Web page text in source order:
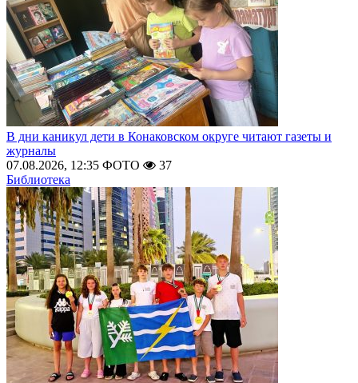
В дни каникул дети в Конаковском округе читают газеты и
журналы
07.08.2026, 12:35 ФОТО
37
Библиотека